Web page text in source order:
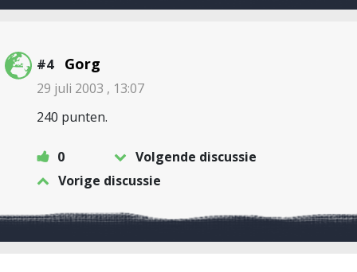
#4 Gorg
29 juli 2003 , 13:07
240 punten.
0
Volgende discussie
Vorige discussie